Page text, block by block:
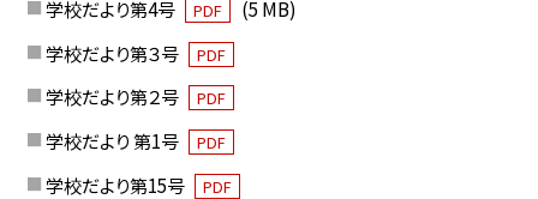
学校だより第4号
PDF
(5 MB)
学校だより第３号
PDF
学校だより第２号 PDF
学校だより 第1号 PDF
学校だより第15号 PDF